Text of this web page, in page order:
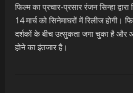
फिल्म का प्रचार-प्रसार रंजन सिन्हा
14 मार्च को सिनेमाघरों में रिलीज होगी।
दर्शकों के बीच उत्सुकता जगा चुका है और
होने का इंतजार है।